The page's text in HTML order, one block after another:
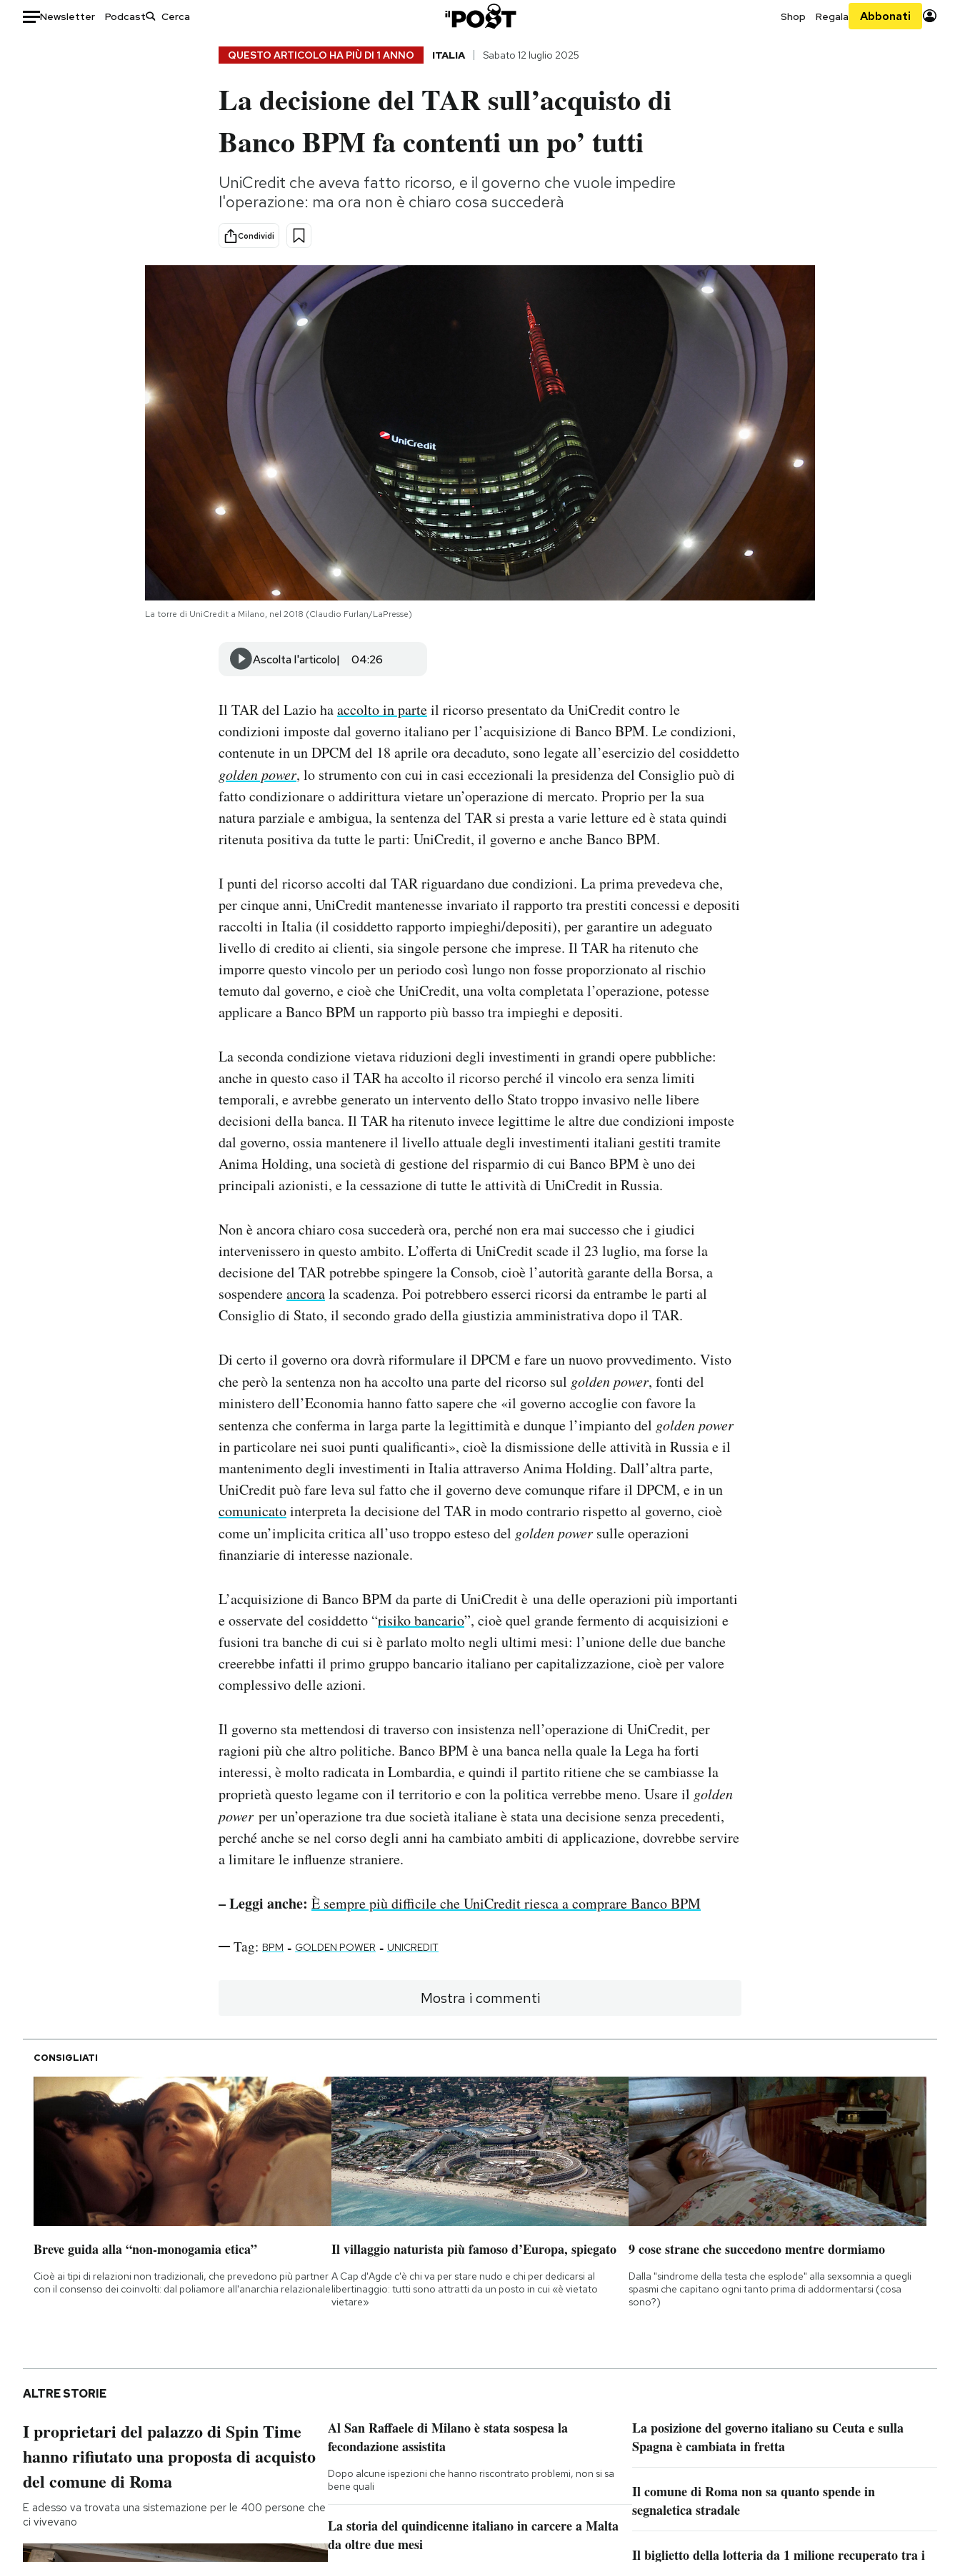
Newsletter Podcast Shop Regala Abbonati
Storie/Idee
Ok Boomer!
Altrecose
Mondiali calcio 2026
QUESTO ARTICOLO HA PIÙ DI 1 ANNO ITALIA Sabato 12 luglio 2025
La decisione del TAR sull’acquisto di
Banco BPM fa contenti un po’ tutti
UniCredit che aveva fatto ricorso, e il governo che vuole impedire
l'operazione: ma ora non è chiaro cosa succederà
Condividi
La torre di UniCredit a Milano, nel 2018 (Claudio Furlan/LaPresse)
Ascolta l'articolo 04:26
Il TAR del Lazio haaccolto in parteil ricorso presentato da UniCredit contro le
condizioni imposte dal governo italiano per l’acquisizione di Banco BPM. Le condizioni,
contenute in un DPCM del 18 aprile ora decaduto, sono legate all’esercizio del cosiddetto
golden power, lo strumento con cui in casi eccezionali la presidenza del Consiglio può di
fatto condizionare o addirittura vietare un’operazione di mercato. Proprio per la sua
natura parziale e ambigua, la sentenza del TAR si presta a varie letture ed è stata quindi
ritenuta positiva da tutte le parti: UniCredit, il governo e anche Banco BPM.
I punti del ricorso accolti dal TAR riguardano due condizioni. La prima prevedeva che,
per cinque anni, UniCredit mantenesse invariato il rapporto tra prestiti concessi e depositi
raccolti in Italia (il cosiddetto rapporto impieghi/depositi), per garantire un adeguato
livello di credito ai clienti, sia singole persone che imprese. Il TAR ha ritenuto che
imporre questo vincolo per un periodo così lungo non fosse proporzionato al rischio
temuto dal governo, e cioè che UniCredit, una volta completata l’operazione, potesse
applicare a Banco BPM un rapporto più basso tra impieghi e depositi.
La seconda condizione vietava riduzioni degli investimenti in grandi opere pubbliche:
anche in questo caso il TAR ha accolto il ricorso perché il vincolo era senza limiti
temporali, e avrebbe generato un intervento dello Stato troppo invasivo nelle libere
decisioni della banca. Il TAR ha ritenuto invece legittime le altre due condizioni imposte
dal governo, ossia mantenere il livello attuale degli investimenti italiani gestiti tramite
Anima Holding, una società di gestione del risparmio di cui Banco BPM è uno dei
principali azionisti, e la cessazione di tutte le attività di UniCredit in Russia.
Non è ancora chiaro cosa succederà ora, perché non era mai successo che i giudici
intervenissero in questo ambito. L’offerta di UniCredit scade il 23 luglio, ma forse la
decisione del TAR potrebbe spingere la Consob, cioè l’autorità garante della Borsa, a
sospendereancorala scadenza. Poi potrebbero esserci ricorsi da entrambe le parti al
Consiglio di Stato, il secondo grado della giustizia amministrativa dopo il TAR.
Di certo il governo ora dovrà riformulare il DPCM e fare un nuovo provvedimento. Visto
che però la sentenza non ha accolto una parte del ricorso sul golden power, fonti del
ministero dell’Economia hanno fatto sapere che «il governo accoglie con favore la
sentenza che conferma in larga parte la legittimità e dunque l’impianto del golden power
in particolare nei suoi punti qualificanti», cioè la dismissione delle attività in Russia e il
mantenimento degli investimenti in Italia attraverso Anima Holding. Dall’altra parte,
UniCredit può fare leva sul fatto che il governo deve comunque rifare il DPCM, e in un
comunicatointerpreta la decisione del TAR in modo contrario rispetto al governo, cioè
come un’implicita critica all’uso troppo esteso del golden power sulle operazioni
finanziarie di interesse nazionale.
L’acquisizione di Banco BPM da parte di UniCredit è una delle operazioni più importanti
e osservate del cosiddetto “risiko bancario”, cioè quel grande fermento di acquisizioni e
fusioni tra banche di cui si è parlato molto negli ultimi mesi: l’unione delle due banche
creerebbe infatti il primo gruppo bancario italiano per capitalizzazione, cioè per valore
complessivo delle azioni.
Il governo sta mettendosi di traverso con insistenza nell’operazione di UniCredit, per
ragioni più che altro politiche. Banco BPM è una banca nella quale la Lega ha forti
interessi, è molto radicata in Lombardia, e quindi il partito ritiene che se cambiasse la
proprietà questo legame con il territorio e con la politica verrebbe meno. Usare il golden
power per un’operazione tra due società italiane è stata una decisione senza precedenti,
perché anche se nel corso degli anni ha cambiato ambiti di applicazione, dovrebbe servire
a limitare le influenze straniere.
– Leggi anche: È sempre più difficile che UniCredit riesca a comprare Banco BPM
Tag: BPM - GOLDEN POWER - UNICREDIT
Mostra i commenti
CONSIGLIATI
Breve guida alla “non-monogamia etica”
Cioè ai tipi di relazioni non tradizionali, che prevedono più partner
con il consenso dei coinvolti: dal poliamore all'anarchia relazionale
Il villaggio naturista più famoso d’Europa, spiegato
A Cap d'Agde c'è chi va per stare nudo e chi per dedicarsi al
libertinaggio: tutti sono attratti da un posto in cui «è vietato
vietare»
9 cose strane che succedono mentre dormiamo
Dalla "sindrome della testa che esplode" alla sexsomnia a quegli
spasmi che capitano ogni tanto prima di addormentarsi (cosa
sono?)
ALTRE STORIE
I proprietari del palazzo di Spin Time
hanno rifiutato una proposta di acquisto
del comune di Roma
E adesso va trovata una sistemazione per le 400 persone che
ci vivevano
Al San Raffaele di Milano è stata sospesa la
fecondazione assistita
Dopo alcune ispezioni che hanno riscontrato problemi, non si sa
bene quali
La storia del quindicenne italiano in carcere a Malta
da oltre due mesi
La posizione del governo italiano su Ceuta e sulla
Spagna è cambiata in fretta
Il comune di Roma non sa quanto spende in
segnaletica stradale
Il biglietto della lotteria da 1 milione recuperato tra i